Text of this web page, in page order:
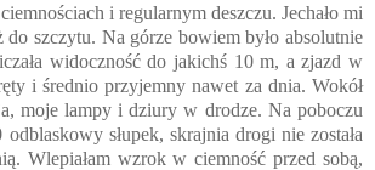
i regularnym deszczu. Jechało mi
do szczytu. Na górze bowiem było absolutnie
widoczność do jakichś 10 m, a zjazd w
i średnio przyjemny nawet za dnia. Wokół
moje lampy i dziury w drodze. Na poboczu
odblaskowy słupek, skrajnia drogi nie została
Wlepiałam wzrok w ciemność przed sobą,